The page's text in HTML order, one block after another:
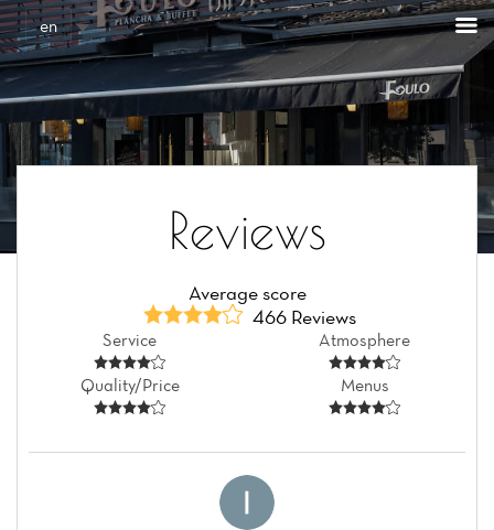
en
Reviews
Average score
466 Reviews
Service Atmosphere
Quality/Price Menus
Cookies management panel